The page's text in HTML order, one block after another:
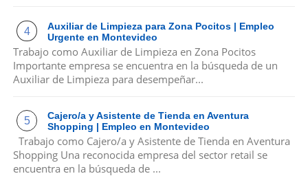
Auxiliar de Limpieza para Zona Pocitos | Empleo
Urgente en Montevideo
Trabajo como Auxiliar de Limpieza en Zona Pocitos
Importante empresa se encuentra en la búsqueda de un
Auxiliar de Limpieza para desempeñar...
Cajero/a y Asistente de Tienda en Aventura
Shopping | Empleo en Montevideo
Trabajo como Cajero/a y Asistente de Tienda en Aventura
Shopping Una reconocida empresa del sector retail se
encuentra en la búsqueda de ...